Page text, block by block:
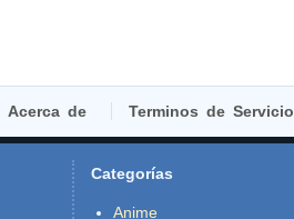
Acerca de Terminos de Servicio
Categorías
Anime